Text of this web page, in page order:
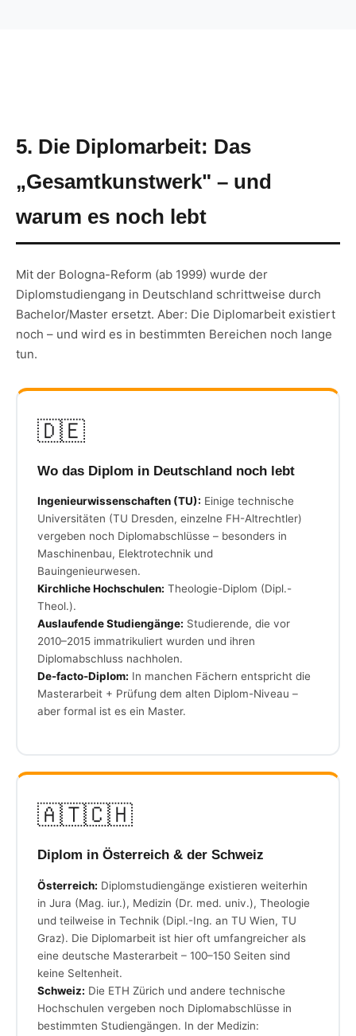
5. Die Diplomarbeit: Das
„Gesamtkunstwerk" – und
warum es noch lebt
Mit der Bologna-Reform (ab 1999) wurde der
Diplomstudiengang in Deutschland schrittweise durch
Bachelor/Master ersetzt. Aber: Die Diplomarbeit existiert
noch – und wird es in bestimmten Bereichen noch lange
tun.
🇩🇪
Wo das Diplom in Deutschland noch lebt
Ingenieurwissenschaften (TU): Einige technische
Universitäten (TU Dresden, einzelne FH-Altrechtler)
vergeben noch Diplomabschlüsse – besonders in
Maschinenbau, Elektrotechnik und
Bauingenieurwesen.
Kirchliche Hochschulen: Theologie-Diplom (Dipl.-
Theol.).
Auslaufende Studiengänge: Studierende, die vor
2010–2015 immatrikuliert wurden und ihren
Diplomabschluss nachholen.
De-facto-Diplom: In manchen Fächern entspricht die
Masterarbeit + Prüfung dem alten Diplom-Niveau –
aber formal ist es ein Master.
🇦🇹🇨🇭
Diplom in Österreich & der Schweiz
Österreich: Diplomstudiengänge existieren weiterhin
in Jura (Mag. iur.), Medizin (Dr. med. univ.), Theologie
und teilweise in Technik (Dipl.-Ing. an TU Wien, TU
Graz). Die Diplomarbeit ist hier oft umfangreicher als
eine deutsche Masterarbeit – 100–150 Seiten sind
keine Seltenheit.
Schweiz: Die ETH Zürich und andere technische
Hochschulen vergeben noch Diplomabschlüsse in
bestimmten Studiengängen. In der Medizin: